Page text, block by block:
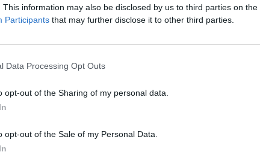
This information may also be disclosed by us to third parties on the
Participants that may further disclose it to other third parties.
Data Processing Opt Outs
opt-out of the Sharing of my personal data.
opt-out of the Sale of my Personal Data.